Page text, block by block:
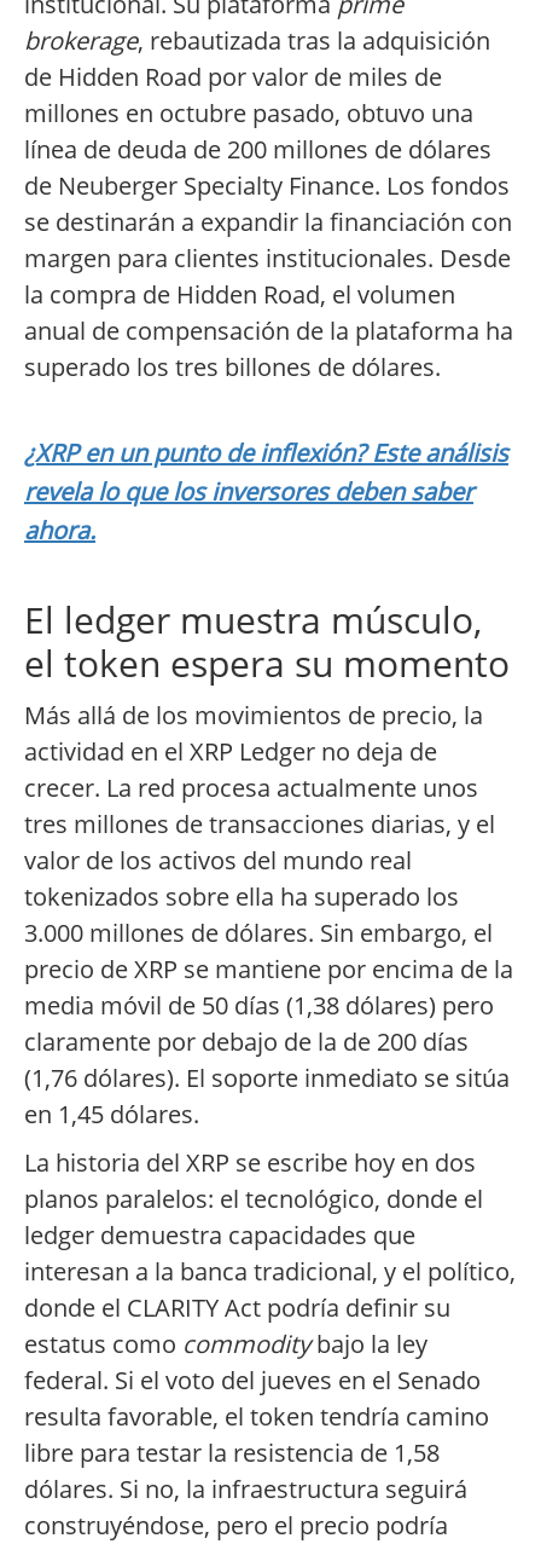
brokerage, rebautizada tras la adquisición
de Hidden Road por valor de miles de
millones en octubre pasado, obtuvo una
línea de deuda de 200 millones de dólares
de Neuberger Specialty Finance. Los fondos
se destinarán a expandir la financiación con
margen para clientes institucionales. Desde
la compra de Hidden Road, el volumen
anual de compensación de la plataforma ha
superado los tres billones de dólares.
¿XRP en un punto de inflexión? Este análisis
revela lo que los inversores deben saber
ahora.
El ledger muestra músculo,
el token espera su momento
Más allá de los movimientos de precio, la
actividad en el XRP Ledger no deja de
crecer. La red procesa actualmente unos
tres millones de transacciones diarias, y el
valor de los activos del mundo real
tokenizados sobre ella ha superado los
3.000 millones de dólares. Sin embargo, el
precio de XRP se mantiene por encima de la
media móvil de 50 días (1,38 dólares) pero
claramente por debajo de la de 200 días
(1,76 dólares). El soporte inmediato se sitúa
en 1,45 dólares.
La historia del XRP se escribe hoy en dos
planos paralelos: el tecnológico, donde el
ledger demuestra capacidades que
interesan a la banca tradicional, y el político,
donde el CLARITY Act podría definir su
estatus como commoditybajo la ley
federal. Si el voto del jueves en el Senado
resulta favorable, el token tendría camino
libre para testar la resistencia de 1,58
dólares. Si no, la infraestructura seguirá
construyéndose, pero el precio podría